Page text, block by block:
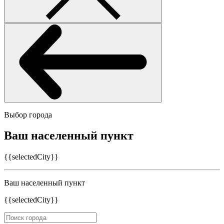
Выбор города
Ваш населенный пункт
{{selectedCity}}
Ваш населенный пункт
{{selectedCity}}